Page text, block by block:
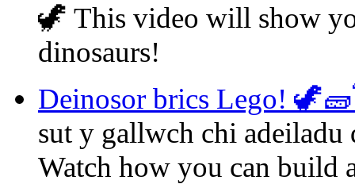
🦖 This video will show
dinosaurs!
Deinosor brics Lego!
sut y gallwch chi
Watch how you can build